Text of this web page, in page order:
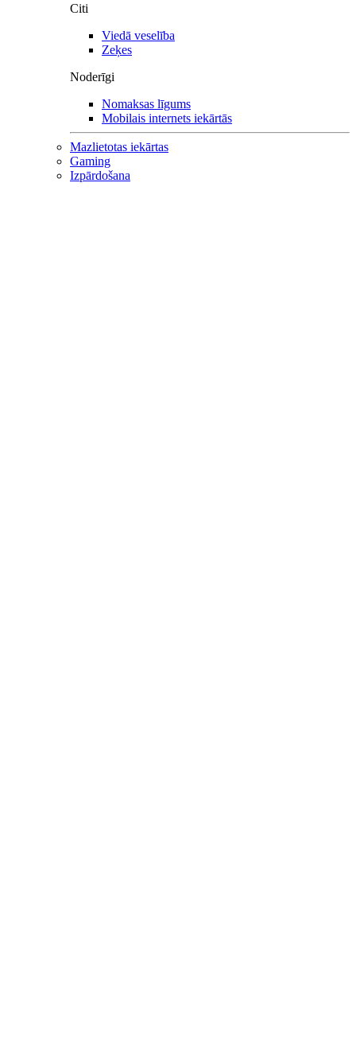
Citi
Viedā veselība
Zeķes
Noderīgi
Nomaksas līgums
Mobilais internets iekārtās
Mazlietotas iekārtas
Gaming
Izpārdošana